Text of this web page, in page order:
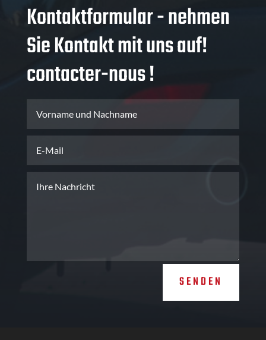
Kontaktformular - nehmen
Sie Kontakt mit uns auf!
contacter-nous !
SENDEN